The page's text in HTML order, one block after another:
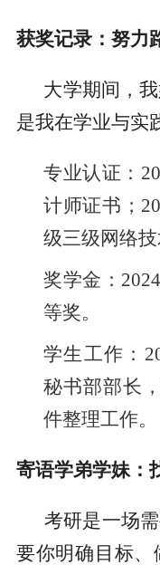
获奖记录：努力
大学期间，我
是我在学业与实
专业认证：
计师证书；
级三级网络技
奖学金：
等奖。
学生工作：
秘书部部长
件整理工作。
寄语学弟学妹：
考研是一场需
要你明确目标